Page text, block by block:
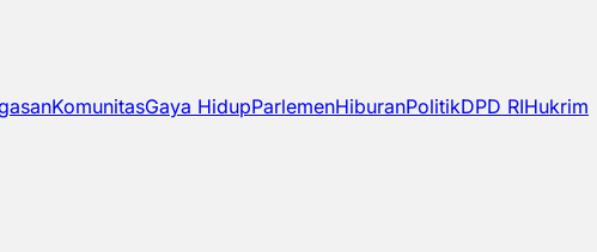
KomunitasGaya HidupParlemenHiburanPolitikDPD RIHukrim